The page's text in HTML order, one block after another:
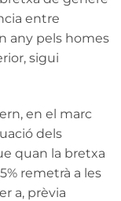
entre
any pels homes
sigui
en el marc
dels
quan la bretxa
remetrà a les
a, prèvia